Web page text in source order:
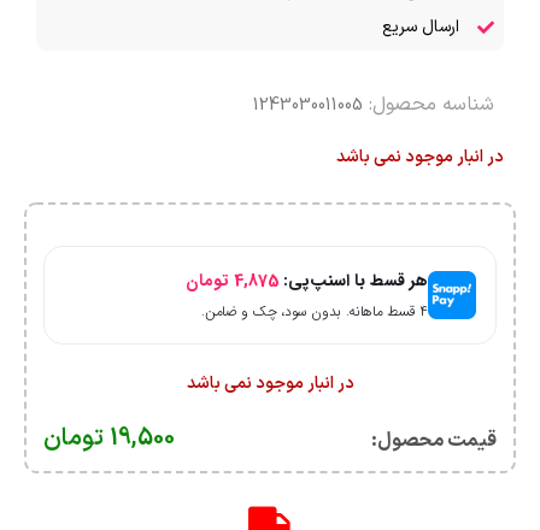
ارسال سریع
شناسه محصول: 1243030011005
در انبار موجود نمی باشد
هر قسط با اسنپ‌پی: 4,875 تومان
۴ قسط ماهانه. بدون سود، چک و ضامن.
در انبار موجود نمی باشد
قیمت محصول:​ 19,500 تومان